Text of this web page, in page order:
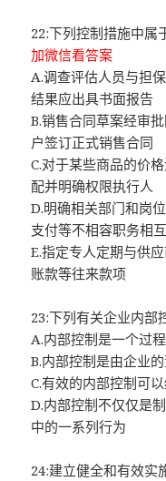
22:下列控制措施中属
加微信看答案
A.调查评估人员与担
结果应出具书面报告
B.销售合同草案经审
户签订正式销售合同
C.对于某些商品的价
配并明确权限执行人
D.明确相关部门和岗
支付等不相容职务相
E.指定专人定期与供
账款等往来款项
23:下列有关企业内部
A.内部控制是一个过程
B.内部控制是由企业
C.有效的内部控制可
D.内部控制不仅仅是
中的一系列行为
24:建立健全和有效实